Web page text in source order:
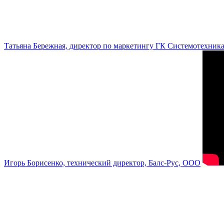
Татьяна Бережная, директор по маркетингу ГК Системотехника
Игорь Борисенко, технический директор, Балс-Рус, ООО